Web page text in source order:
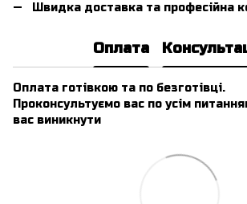
Швидка доставка та професійна
Оплата
Оплата готівкою та по безготівці.
Проконсультуємо вас по усім
вас виникнути